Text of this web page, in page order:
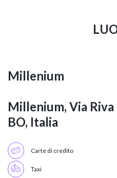
Millenium
Millenium, Via
BO, Italia
Carte di credito
Taxi